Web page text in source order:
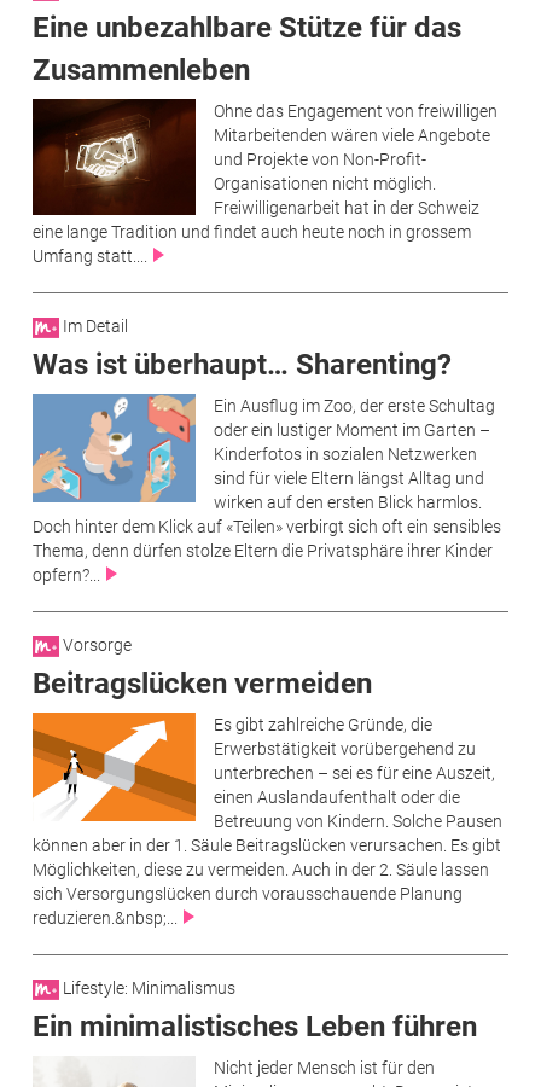
Eine unbezahlbare Stütze für das
Zusammenleben
Ohne das Engagement von freiwilligen
Mitarbeitenden wären viele Angebote
und Projekte von Non-Profit-
Organisationen nicht möglich.
Freiwilligenarbeit hat in der Schweiz
eine lange Tradition und findet auch heute noch in grossem
Umfang statt....
Im Detail
Was ist überhaupt… Sharenting?
Ein Ausflug im Zoo, der erste Schultag
oder ein lustiger Moment im Garten –
Kinderfotos in sozialen Netzwerken
sind für viele Eltern längst Alltag und
wirken auf den ersten Blick harmlos.
Doch hinter dem Klick auf «Teilen» verbirgt sich oft ein sensibles
Thema, denn dürfen stolze Eltern die Privatsphäre ihrer Kinder
opfern?...
Vorsorge
Beitragslücken vermeiden
Es gibt zahlreiche Gründe, die
Erwerbstätigkeit vorübergehend zu
unterbrechen – sei es für eine Auszeit,
einen Auslandaufenthalt oder die
Betreuung von Kindern. Solche Pausen
können aber in der 1. Säule Beitragslücken verursachen. Es gibt
Möglichkeiten, diese zu vermeiden. Auch in der 2. Säule lassen
sich Versorgungslücken durch vorausschauende Planung
reduzieren.&nbsp;...
Lifestyle: Minimalismus
Ein minimalistisches Leben führen
Nicht jeder Mensch ist für den